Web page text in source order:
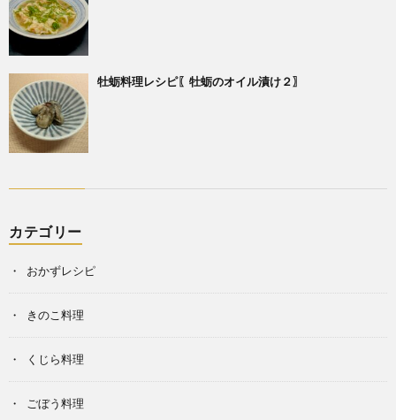
牡蛎料理レシピ〖牡蛎のオイル漬け２〗
カテゴリー
おかずレシピ
きのこ料理
くじら料理
ごぼう料理